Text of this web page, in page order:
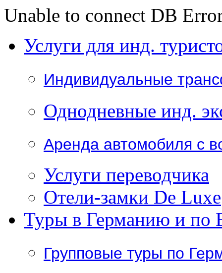
Unable to connect DB
Услуги для инд.
Индивидуальные
Однодневные инд.
Аренда автомобиля с
Услуги переводчика
Отели-замки De Luxe
Туры в Германию и по
Групповые туры по